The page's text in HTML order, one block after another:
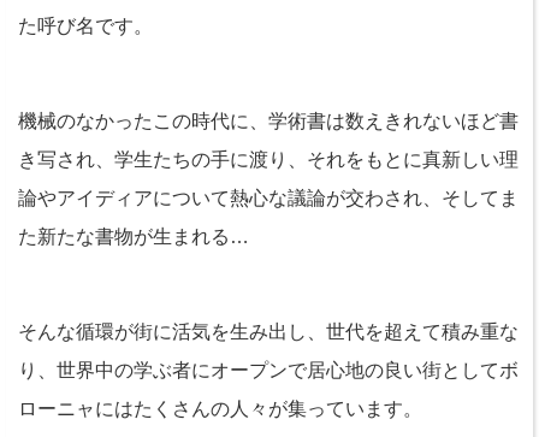
た呼び名です。
機械のなかったこの時代に、学術書は数えきれないほど書
き写され、学生たちの手に渡り、それをもとに真新しい理
論やアイディアについて熱心な議論が交わされ、そしてま
た新たな書物が生まれる…
そんな循環が街に活気を生み出し、世代を超えて積み重な
り、世界中の学ぶ者にオープンで居心地の良い街としてボ
ローニャにはたくさんの人々が集っています。